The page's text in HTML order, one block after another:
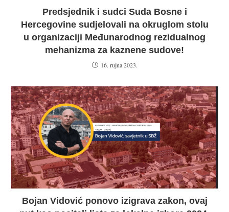
Predsjednik i sudci Suda Bosne i
Hercegovine sudjelovali na okruglom stolu
u organizaciji Međunarodnog rezidualnog
mehanizma za kaznene sudove!
16. rujna 2023.
Bojan Vidović ponovo izigrava zakon, ovaj